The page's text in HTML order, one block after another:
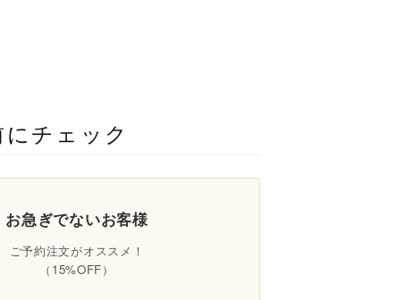
にチェック
お急ぎでないお客様
ご予約注文がオススメ！
（15%OFF）